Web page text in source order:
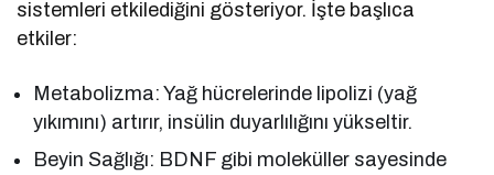
sistemleri etkilediğini gösteriyor. İşte başlıca
etkiler:
Metabolizma: Yağ hücrelerinde lipolizi (yağ
yıkımını) artırır, insülin duyarlılığını yükseltir.
Beyin Sağlığı: BDNF gibi moleküller sayesinde